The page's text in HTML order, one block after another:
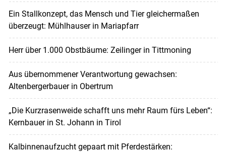
Ein Stallkonzept, das Mensch und Tier gleichermaßen
überzeugt: Mühlhauser in Mariapfarr
Herr über 1.000 Obstbäume: Zeilinger in Tittmoning
Aus übernommener Verantwortung gewachsen:
Altenbergerbauer in Obertrum
„Die Kurzrasenweide schafft uns mehr Raum fürs Leben“:
Kernbauer in St. Johann in Tirol
Kalbinnenaufzucht gepaart mit Pferdestärken: